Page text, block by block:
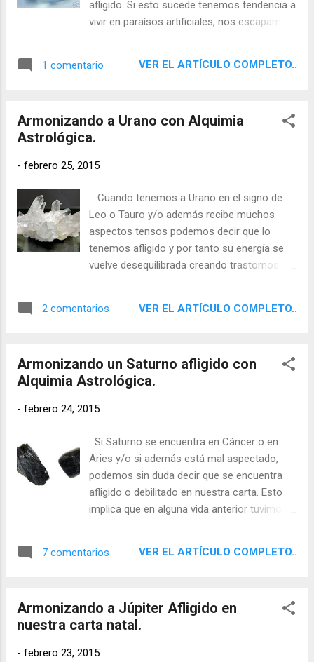
afligido. Si esto sucede tenemos tendencia a
vivir en paraísos artificiales, nos escapamos
utilizar la Alquimia Astrológica con la ayuda
1 comentario VER EL ARTÍCULO COMPLETO..
Armonizando a Urano con Alquimia
Astrológica.
- febrero 25, 2015
Cuando tenemos a Urano en el signo de
Leo o Tauro y/o además recibe muchos
aspectos tensos podemos decir que lo
tenemos afligido y por tanto su energía se
vuelve desequilibrada creando trastornos en
enorme necesidad de ir a contracorriente.
2 comentarios VER EL ARTÍCULO COMPLETO..
Armonizando un Saturno afligido con
Alquimia Astrológica.
- febrero 24, 2015
Si Saturno se encuentra en Cáncer o en
Aries y/o si además está mal aspectado,
podemos sin duda decir que se encuentra
afligido o debilitado en nuestra carta. Esto
implica que en alguna vida anterior tuvimos
vida. Si tenemos a Saturno, el Gran Maléfico
importante utilizar la Alquimia Astrológica
para mitigar su efecto.
7 comentarios VER EL ARTÍCULO COMPLETO..
Armonizando a Júpiter Afligido en
nuestra carta natal.
- febrero 23, 2015